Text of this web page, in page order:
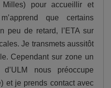
pour accueillir et
que certains
peu de retard, l’ETA sur
Je transmets aussitôt
Cependant sur zone un
nous préoccupe
et je prends contact avec